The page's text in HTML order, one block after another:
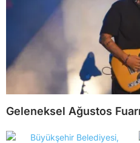
Geleneksel Ağustos